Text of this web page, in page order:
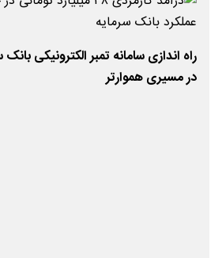
راه اندازی سامانه تمبر الکترونیکی
در مسیری هموارتر